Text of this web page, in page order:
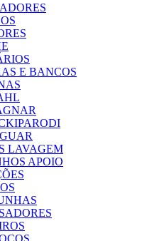
E BANCOS
LAVAGEM
APOIO